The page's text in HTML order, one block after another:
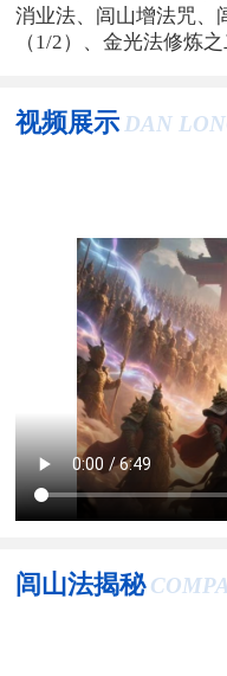
消业法、闾山增法咒、
（1/2）、金光法修炼
视频展示 DAN
闾山法揭秘